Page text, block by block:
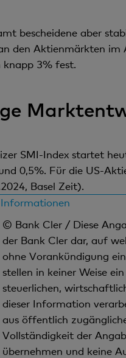
bescheidene aber
den Aktienmärkten im
3% fest.
SMI-Index startet
0,5%. Für die US-
Basel Zeit).
© Bank Cler / Diese
der Bank Cler dar, auf
ohne Vorankündigung
stellen in keiner Weise
steuerlichen,
dieser Information
aus öffentlich
Vollständigkeit der
übernehmen und keine